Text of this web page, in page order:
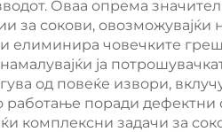
пломби
Оваа опрема
за сокови, овозможувајќи
елиминира човечките
ја
од повеќе извори,
поради дефектни
комплексни задачи за